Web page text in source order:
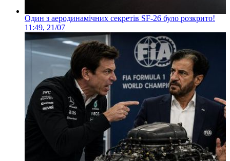
Один з аеродинамічних секретів SF-26 було розкрито!
11:49, 21/07